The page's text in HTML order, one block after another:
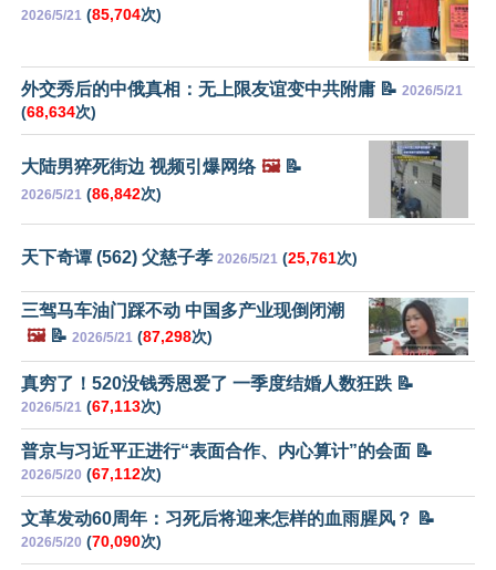
2026/5/21 (85,704次)
外交秀后的中俄真相：无上限友谊变中共附庸 📝 2026/5/21
(68,634次)
大陆男猝死街边 视频引爆网络 🖼️📝
2026/5/21 (86,842次)
天下奇谭 (562) 父慈子孝 2026/5/21 (25,761次)
三驾马车油门踩不动 中国多产业现倒闭潮
🖼️📝 2026/5/21 (87,298次)
真穷了！520没钱秀恩爱了 一季度结婚人数狂跌 📝
2026/5/21 (67,113次)
普京与习近平正进行“表面合作、内心算计”的会面 📝
2026/5/20 (67,112次)
文革发动60周年：习死后将迎来怎样的血雨腥风？ 📝
2026/5/20 (70,090次)